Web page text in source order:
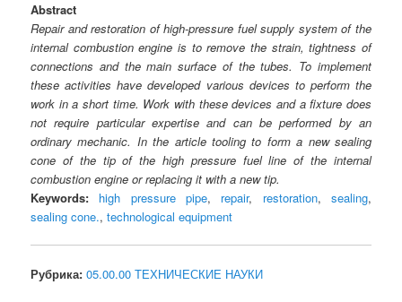
Abstract
Repair and restoration of high-pressure fuel supply system of the
internal combustion engine is to remove the strain, tightness of
connections and the main surface of the tubes. To implement
these activities have developed various devices to perform the
work in a short time. Work with these devices and a fixture does
not require particular expertise and can be performed by an
ordinary mechanic. In the article tooling to form a new sealing
cone of the tip of the high pressure fuel line of the internal
combustion engine or replacing it with a new tip.
Keywords:
high pressure pipe, repair, restoration, sealing,
sealing cone.,technological equipment
Рубрика: 05.00.00 ТЕХНИЧЕСКИЕ НАУКИ